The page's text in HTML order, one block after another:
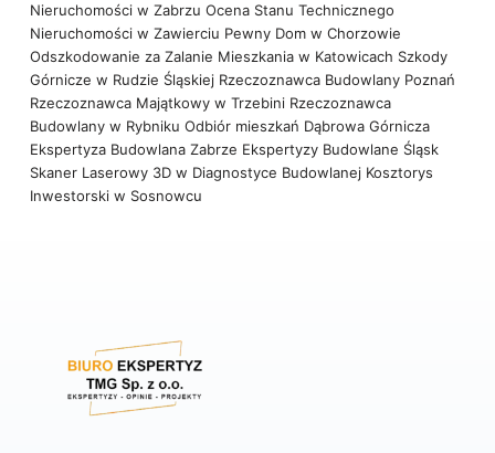
Nieruchomości w Zabrzu Ocena Stanu Technicznego
Nieruchomości w Zawierciu Pewny Dom w Chorzowie
Odszkodowanie za Zalanie Mieszkania w Katowicach Szkody
Górnicze w Rudzie Śląskiej Rzeczoznawca Budowlany Poznań
Rzeczoznawca Majątkowy w Trzebini Rzeczoznawca
Budowlany w Rybniku Odbiór mieszkań Dąbrowa Górnicza
Ekspertyza Budowlana Zabrze Ekspertyzy Budowlane Śląsk
Skaner Laserowy 3D w Diagnostyce Budowlanej Kosztorys
Inwestorski w Sosnowcu